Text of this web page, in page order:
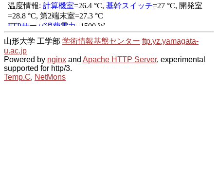
山形大学 工学部 学術情報基盤センター ftp.yz.yamagata-
u.ac.jp
Powered by nginx and Apache HTTP Server, experimental
supported for http/3.
Temp.C, NetMons